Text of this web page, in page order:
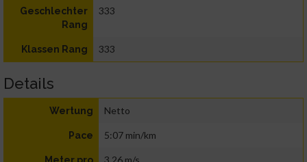
Geschlechter
Rang
333
Klassen Rang 333
Details
Wertung Netto
Pace 5:07 min/km